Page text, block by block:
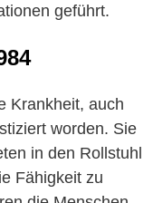
geführt.
Krankheit, auch
worden. Sie
in den Rollstuhl
Fähigkeit zu